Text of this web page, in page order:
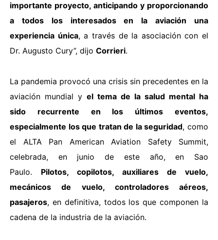
importante proyecto, anticipando y proporcionando
a todos los interesados en la aviación una
experiencia única, a través de la asociación con el
Dr. Augusto Cury”, dijo Corrieri.
La pandemia provocó una crisis sin precedentes en la
aviación mundial y el tema de la salud mental ha
sido recurrente en los últimos eventos,
especialmente los que tratan de la seguridad, como
el ALTA Pan American Aviation Safety Summit,
celebrada, en junio de este año, en Sao
Paulo. Pilotos, copilotos, auxiliares de vuelo,
mecánicos de vuelo, controladores aéreos,
pasajeros, en definitiva, todos los que componen la
cadena de la industria de la aviación.